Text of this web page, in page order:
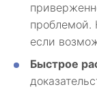
проблемой.
если
Быстрое